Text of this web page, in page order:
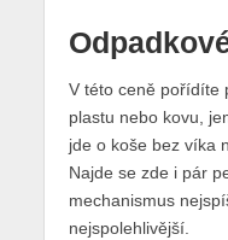
V této ceně pořídíte
plastu nebo kovu,
jde o koše bez víka
Najde se zde i pár
mechanismus
nejspolehlivější.